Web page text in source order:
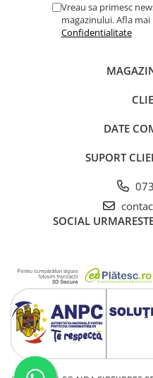
Vreau sa primesc
magazinului. Afla
Confidentialitate
DATE
SUPORT
SOCIAL